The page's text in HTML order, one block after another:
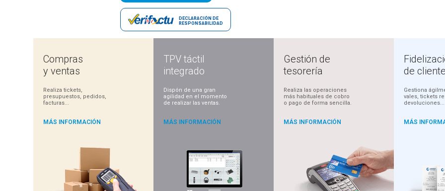
DECLARACIÓN DE
RESPONSABILIDAD
Compras
y ventas
Realiza tickets,
presupuestos, pedidos,
facturas...
MÁS INFORMACIÓN
TPV táctil
integrado
Dispón de una gran
agilidad en el momento
de realizar las ventas.
MÁS INFORMACIÓN
Gestión de
tesorería
Realiza las operaciones
más habituales de cobro
o pago de forma sencilla.
MÁS INFORMACIÓN
de
Gestiona
vales, tickets
devoluciones...
MÁS